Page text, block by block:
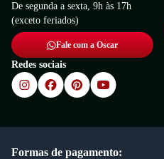
De segunda a sexta, 9h às 17h
(exceto feriados)
Fale com a Oscar
Redes sociais
Formas de pagamento: